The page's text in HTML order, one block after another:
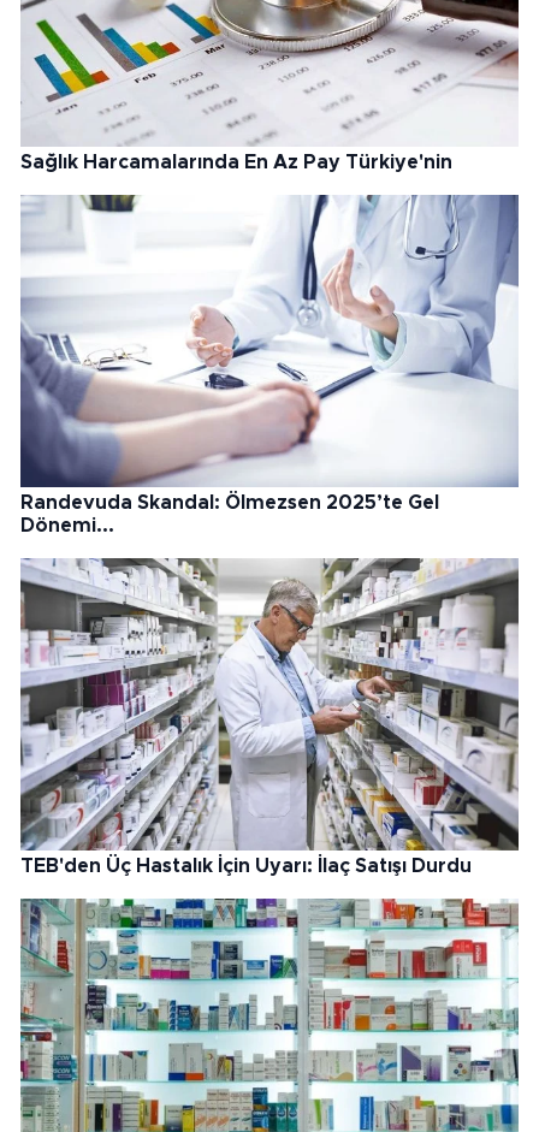
Sağlık Harcamalarında En Az Pay Türkiye'nin
Randevuda Skandal: Ölmezsen 2025’te Gel
Dönemi...
TEB'den Üç Hastalık İçin Uyarı: İlaç Satışı Durdu